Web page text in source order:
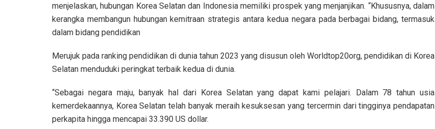
menjelaskan, hubungan Korea Selatan dan Indonesia memiliki prospek yang menjanjikan. “Khususnya, dalam
kerangka membangun hubungan kemitraan strategis antara kedua negara pada berbagai bidang, termasuk
dalam bidang pendidikan
Merujuk pada ranking pendidikan di dunia tahun 2023 yang disusun oleh Worldtop20org, pendidikan di Korea
Selatan menduduki peringkat terbaik kedua di dunia.
“Sebagai negara maju, banyak hal dari Korea Selatan yang dapat kami pelajari. Dalam 78 tahun usia
kemerdekaannya, Korea Selatan telah banyak meraih kesuksesan yang tercermin dari tingginya pendapatan
perkapita hingga mencapai 33.390 US dollar.